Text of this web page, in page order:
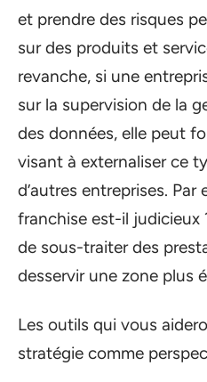
et prendre des risques
sur des produits et
revanche, si une
sur la supervision de la
des données, elle peut
visant à externaliser ce
d’autres entreprises.
franchise est-il judicieux
de sous-traiter des
desservir une zone plus
Les outils qui vous
stratégie comme